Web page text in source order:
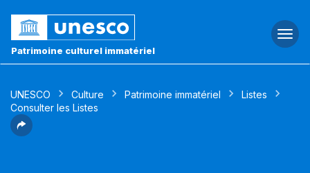
Patrimoine culturel immatériel
UNESCO Culture Patrimoine immatériel
Listes
Consulter les Listes